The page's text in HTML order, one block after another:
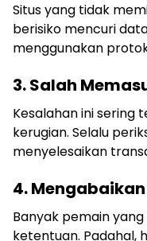
Situs yang tidak
berisiko mencuri
menggunakan
3. Salah
Kesalahan ini sering
kerugian. Selalu
menyelesaikan
4.
Banyak pemain
ketentuan. Padahal,